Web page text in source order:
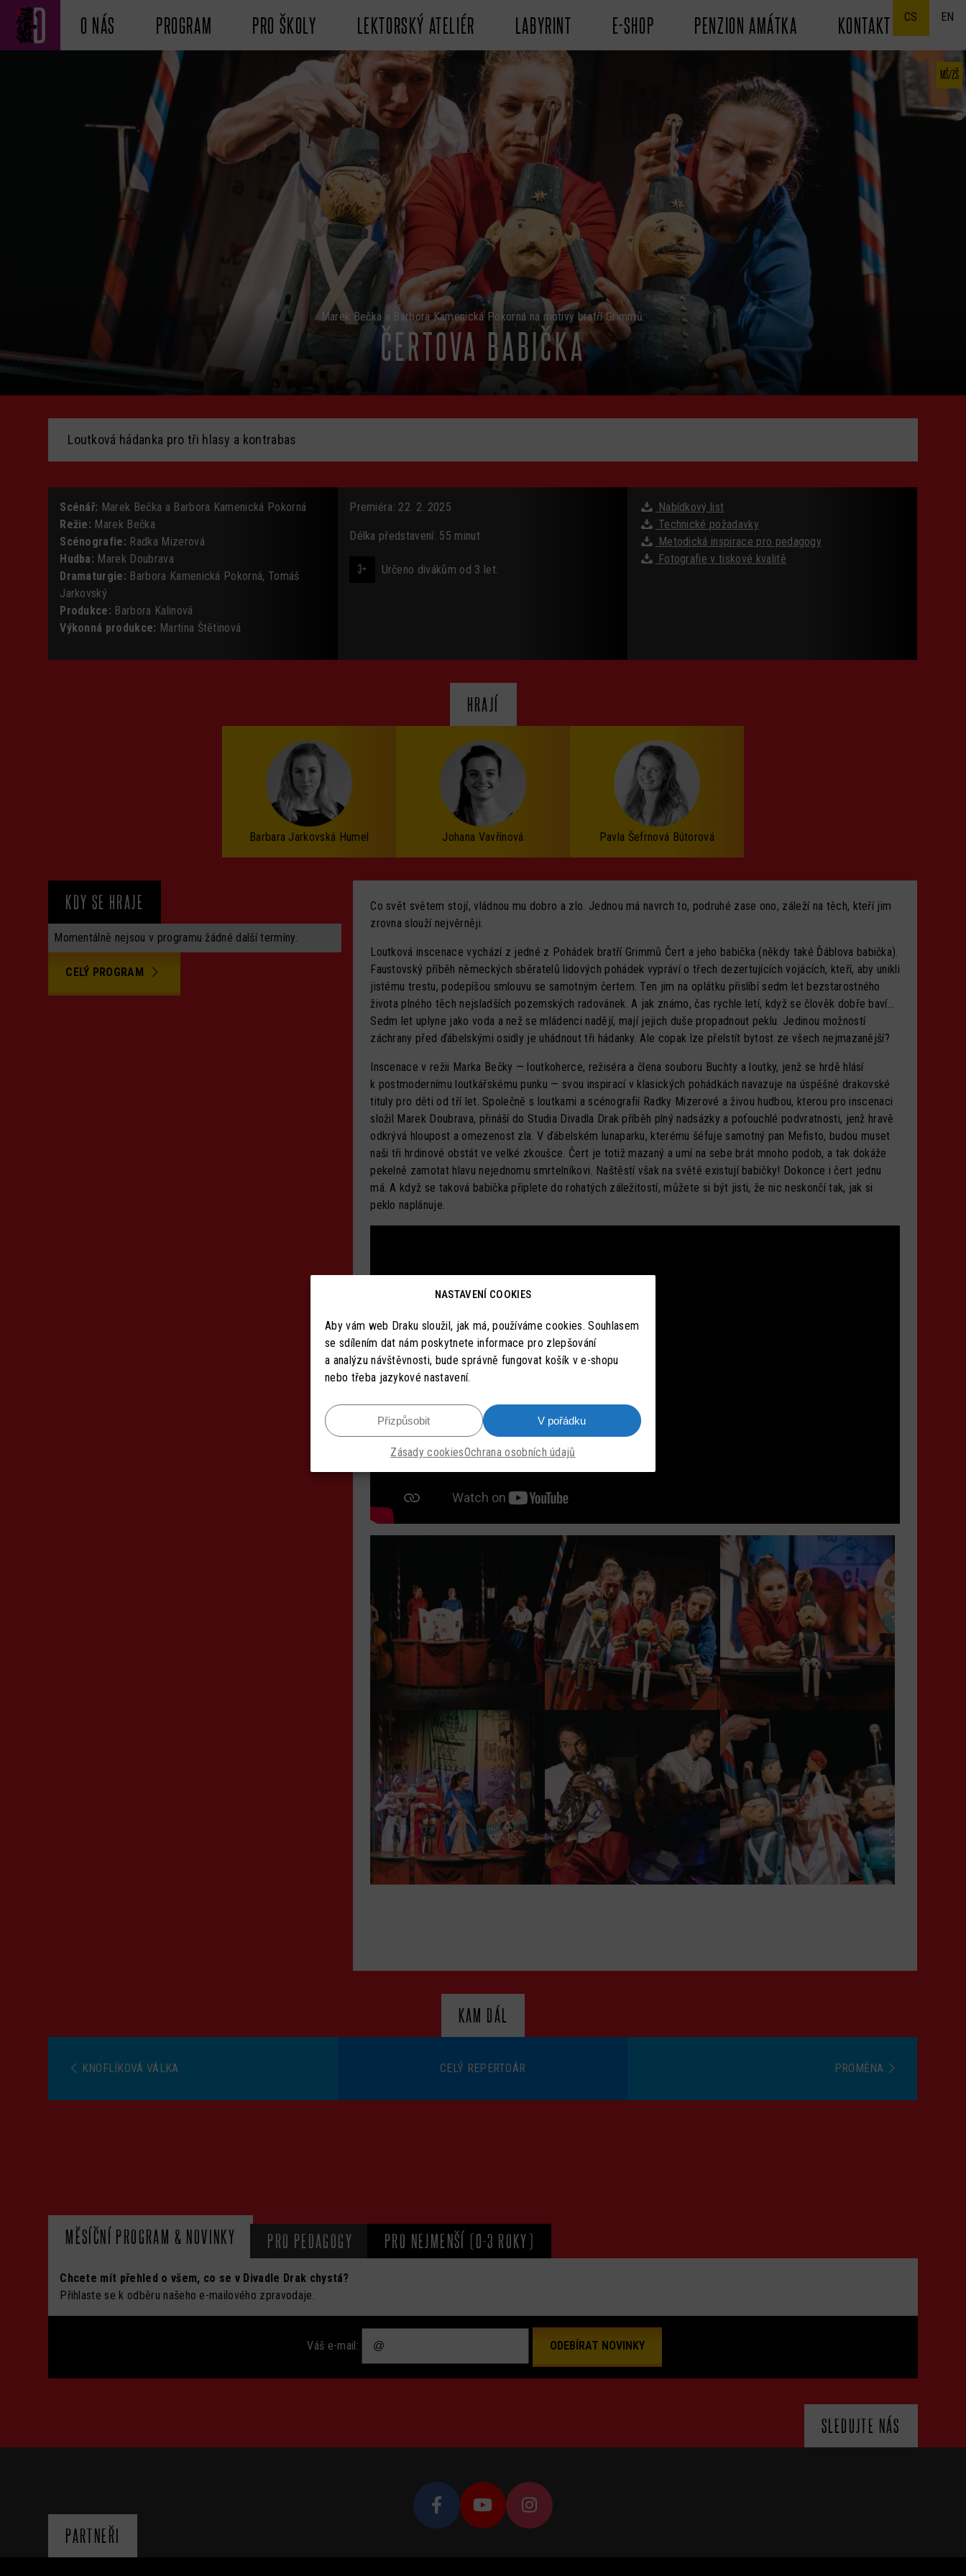
NASTAVENÍ COOKIES
Aby vám web Draku sloužil, jak má, používáme cookies. Souhlasem
se sdílením dat nám poskytnete informace pro zlepšování
a analýzu návštěvnosti, bude správně fungovat košík v e-shopu
nebo třeba jazykové nastavení.
V pořádku
Přizpůsobit
Zásady cookiesOchrana osobních údajů
O NÁS PROGRAM PRO ŠKOLY LEKTORSKÝ ATELIÉR LABYRINT E-SHOP PENZION AMÁTKA KONTAKT CS EN
Marek Bečka a Barbora Kamenická Pokorná na motivy bratří Grimmů:
ČERTOVA BABIČKA
MŠ/ZŠ
Loutková hádanka pro tři hlasy a kontrabas
Scénář: Marek Bečka a Barbora Kamenická Pokorná
Režie: Marek Bečka
Scénografie: Radka Mizerová
Hudba: Marek Doubrava
Dramaturgie: Barbora Kamenická Pokorná, Tomáš
Jarkovský
Produkce: Barbora Kalinová
Výkonná produkce: Martina Štětinová
Premiéra: 22. 2. 2025
Délka představení: 55 minut
3+ Určeno divákům od 3 let.
Nabídkový list
Technické požadavky
Metodická inspirace pro pedagogy
Fotografie v tiskové kvalitě
HRAJÍ
Barbara Jarkovská Humel Johana Vavřínová Pavla Šefrnová Bútorová
KDY SE HRAJE
Momentálně nejsou v programu žádné další termíny.
CELÝ PROGRAM
Co svět světem stojí, vládnou mu dobro a zlo. Jednou má navrch to, podruhé zase ono, záleží na těch, kteří jim
zrovna slouží nejvěrněji.
Loutková inscenace vychází z jedné z Pohádek bratří Grimmů Čert a jeho babička (někdy také Ďáblova babička).
Faustovský příběh německých sběratelů lidových pohádek vypráví o třech dezertujících vojácích, kteří, aby unikli
jistému trestu, podepíšou smlouvu se samotným čertem. Ten jim na oplátku přislíbí sedm let bezstarostného
života plného těch nejsladších pozemských radovánek. A jak známo, čas rychle letí, když se člověk dobře baví…
Sedm let uplyne jako voda a než se mládenci nadějí, mají jejich duše propadnout peklu. Jedinou možností
záchrany před ďábelskými osidly je uhádnout tři hádanky. Ale copak lze přelstít bytost ze všech nejmazanější?
Inscenace v režii Marka Bečky — loutkoherce, režiséra a člena souboru Buchty a loutky, jenž se hrdě hlásí
k postmodernímu loutkářskému punku — svou inspirací v klasických pohádkách navazuje na úspěšné drakovské
tituly pro děti od tří let. Společně s loutkami a scénografií Radky Mizerové a živou hudbou, kterou pro inscenaci
složil Marek Doubrava, přináší do Studia Divadla Drak příběh plný nadsázky a poťouchlé podvratnosti, jenž hravě
odkrývá hloupost a omezenost zla. V ďábelském lunaparku, kterému šéfuje samotný pan Mefisto, budou muset
naši tři hrdinové obstát ve velké zkoušce. Čert je totiž mazaný a umí na sebe brát mnoho podob, a tak dokáže
pekelně zamotat hlavu nejednomu smrtelníkovi. Naštěstí však na světě existují babičky! Dokonce i čert jednu
má. A když se taková babička připlete do rohatých záležitostí, můžete si být jisti, že nic neskončí tak, jak si
peklo naplánuje.
KAM DÁL
KNOFLÍKOVÁ VÁLKA CELÝ REPERTOÁR PROMĚNA
MĚSÍČNÍ PROGRAM & NOVINKY PRO PEDAGOGY PRO NEJMENŠÍ (0-3 ROKY)
Chcete mít přehled o všem, co se v Divadle Drak chystá?
Přihlaste se k odběru našeho e-mailového zpravodaje.
Váš e-mail:
SLEDUJTE NÁS
PARTNEŘI